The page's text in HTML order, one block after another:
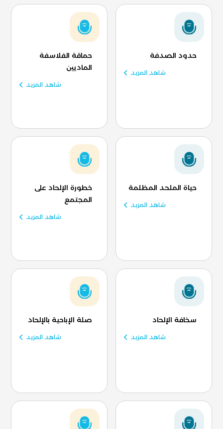
حدود الصدفة
شاهد المزيد
حماقة الفلاسفة
الماديين
شاهد المزيد
حياة الملحد المظلمة
شاهد المزيد
خطورة الإلحاد على
المجتمع
شاهد المزيد
سخافة الإلحاد
شاهد المزيد
صلة الإباحية بالإلحاد
شاهد المزيد